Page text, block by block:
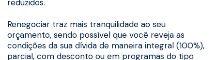
reduzidos.
Renegociar traz mais tranquilidade ao seu
orçamento, sendo possível que você reveja as
condições da sua dívida de maneira integral (100%),
parcial, com desconto ou em programas do tipo